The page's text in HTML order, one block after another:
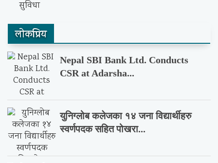
लाेकप्रिय
Nepal SBI Bank Ltd. Conducts
CSR at Adarsha...
युनिग्लोब कलेजका १४ जना विद्यार्थीहरु
स्वर्णपदक सहित पोखरा...